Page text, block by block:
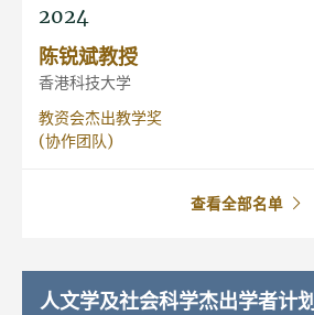
2024
陈锐斌教授
香港科技大学
教资会杰出教学奖
(协作团队)
查看全部名单
人文学及社会科学杰出学者计划